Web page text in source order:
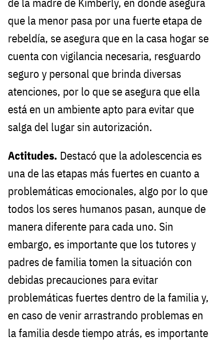
que la menor pasa por una fuerte etapa de
rebeldía, se asegura que en la casa hogar se
cuenta con vigilancia necesaria, resguardo
seguro y personal que brinda diversas
atenciones, por lo que se asegura que ella
está en un ambiente apto para evitar que
salga del lugar sin autorización.
Actitudes. Destacó que la adolescencia es
una de las etapas más fuertes en cuanto a
problemáticas emocionales, algo por lo que
todos los seres humanos pasan, aunque de
manera diferente para cada uno. Sin
embargo, es importante que los tutores y
padres de familia tomen la situación con
debidas precauciones para evitar
problemáticas fuertes dentro de la familia y,
en caso de venir arrastrando problemas en
la familia desde tiempo atrás, es importante